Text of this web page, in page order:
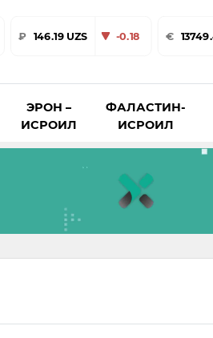
₽ 146.19 UZS -0.18 €
ЭРОН –
ИСРОИЛ
ФАЛАСТИН-
ИСРОИЛ